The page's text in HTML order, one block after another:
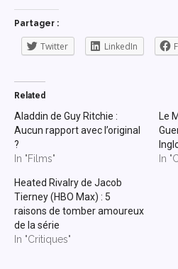
Partager :
Twitter LinkedIn
Related
Aladdin de Guy Ritchie :
Aucun rapport avec l’original
?
In "Films"
Le
In
Heated Rivalry de Jacob
Tierney (HBO Max) : 5
raisons de tomber amoureux
de la série
In "Critiques"